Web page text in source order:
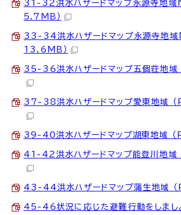
31-32洪水ハザードマップ永源寺地
5.7MB）
33-34洪水ハザードマップ永源寺地
13.6MB）
35-36洪水ハザードマップ五個荘地
37-38洪水ハザードマップ愛東地域
39-40洪水ハザードマップ湖東地域
41-42洪水ハザードマップ能登川地域
43-44洪水ハザードマップ蒲生地域
45-46状況に応じた避難行動をしまし